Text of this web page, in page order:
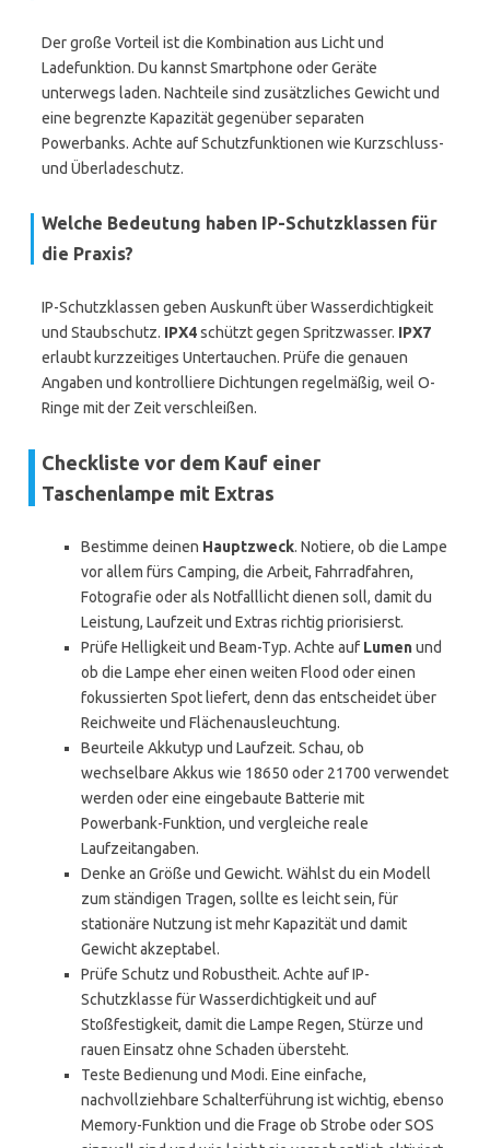
Der große Vorteil ist die Kombination aus Licht und
Ladefunktion. Du kannst Smartphone oder Geräte
unterwegs laden. Nachteile sind zusätzliches Gewicht und
eine begrenzte Kapazität gegenüber separaten
Powerbanks. Achte auf Schutzfunktionen wie Kurzschluss-
und Überladeschutz.
Welche Bedeutung haben IP-Schutzklassen für
die Praxis?
IP-Schutzklassen geben Auskunft über Wasserdichtigkeit
und Staubschutz. IPX4schützt gegen Spritzwasser. IPX7
erlaubt kurzzeitiges Untertauchen. Prüfe die genauen
Angaben und kontrolliere Dichtungen regelmäßig, weil O-
Ringe mit der Zeit verschleißen.
Checkliste vor dem Kauf einer
Taschenlampe mit Extras
Bestimme deinen Hauptzweck. Notiere, ob die Lampe
vor allem fürs Camping, die Arbeit, Fahrradfahren,
Fotografie oder als Notfalllicht dienen soll, damit du
Leistung, Laufzeit und Extras richtig priorisierst.
Prüfe Helligkeit und Beam-Typ. Achte auf Lumenund
ob die Lampe eher einen weiten Flood oder einen
fokussierten Spot liefert, denn das entscheidet über
Reichweite und Flächenausleuchtung.
Beurteile Akkutyp und Laufzeit. Schau, ob
wechselbare Akkus wie 18650 oder 21700 verwendet
werden oder eine eingebaute Batterie mit
Powerbank-Funktion, und vergleiche reale
Laufzeitangaben.
Denke an Größe und Gewicht. Wählst du ein Modell
zum ständigen Tragen, sollte es leicht sein, für
stationäre Nutzung ist mehr Kapazität und damit
Gewicht akzeptabel.
Prüfe Schutz und Robustheit. Achte auf IP-
Schutzklasse für Wasserdichtigkeit und auf
Stoßfestigkeit, damit die Lampe Regen, Stürze und
rauen Einsatz ohne Schaden übersteht.
Teste Bedienung und Modi. Eine einfache,
nachvollziehbare Schalterführung ist wichtig, ebenso
Memory-Funktion und die Frage ob Strobe oder SOS